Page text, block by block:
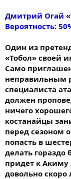
Дмитрий Огай
Вероятность:
Один из
«Тобол» своей
Само
неправильным
специалиста
должен
ничего
костанайцы
перед сезоном
попасть в
делать
придет к Акиму
довольно скоро